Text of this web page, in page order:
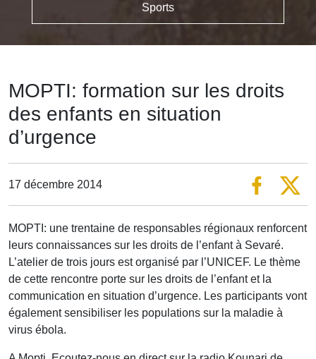
Sports
MOPTI: formation sur les droits
des enfants en situation
d’urgence
17 décembre 2014
MOPTI: une trentaine de responsables régionaux renforcent
leurs connaissances sur les droits de l’enfant à Sevaré.
L’atelier de trois jours est organisé par l’UNICEF. Le thème
de cette rencontre porte sur les droits de l’enfant et la
communication en situation d’urgence. Les participants vont
également sensibiliser les populations sur la maladie à
virus ébola.